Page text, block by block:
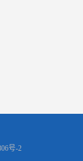
号-2